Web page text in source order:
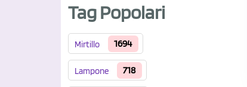
Tag Popolari
Mirtillo 1694
Lampone 718